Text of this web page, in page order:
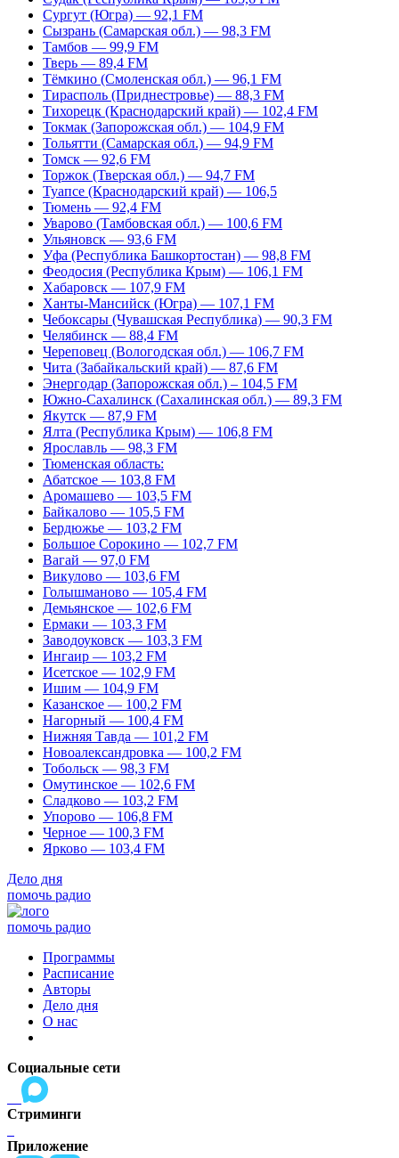
Сургут (Югра) — 92,1 FM
Сызрань (Самарская обл.) — 98,3 FM
Тамбов — 99,9 FM
Тверь — 89,4 FM
Тёмкино (Смоленская обл.) — 96,1 FM
Тирасполь (Приднестровье) — 88,3 FM
Тихорецк (Краснодарский край) — 102,4 FM
Токмак (Запорожская обл.) — 104,9 FM
Тольятти (Самарская обл.) — 94,9 FM
Томск — 92,6 FM
Торжок (Тверская обл.) — 94,7 FM
Туапсе (Краснодарский край) — 106,5
Тюмень — 92,4 FM
Уварово (Тамбовская обл.) — 100,6 FM
Ульяновск — 93,6 FM
Уфа (Республика Башкортостан) — 98,8 FM
Феодосия (Республика Крым) — 106,1 FM
Хабаровск — 107,9 FM
Ханты-Мансийск (Югра) — 107,1 FM
Чебоксары (Чувашская Республика) — 90,3 FM
Челябинск — 88,4 FM
Череповец (Вологодская обл.) — 106,7 FM
Чита (Забайкальский край) — 87,6 FM
Энергодар (Запорожская обл.) – 104,5 FM
Южно-Сахалинск (Сахалинская обл.) — 89,3 FM
Якутск — 87,9 FM
Ялта (Республика Крым) — 106,8 FM
Ярославль — 98,3 FM
Тюменская область:
Абатское — 103,8 FM
Аромашево — 103,5 FM
Байкалово — 105,5 FM
Бердюжье — 103,2 FM
Большое Сорокино — 102,7 FM
Вагай — 97,0 FM
Викулово — 103,6 FM
Голышманово — 105,4 FM
Демьянское — 102,6 FM
Ермаки — 103,3 FM
Заводоуковск — 103,3 FM
Ингаир — 103,2 FM
Исетское — 102,9 FM
Ишим — 104,9 FM
Казанское — 100,2 FM
Нагорный — 100,4 FM
Нижняя Тавда — 101,2 FM
Новоалександровка — 100,2 FM
Тобольск — 98,3 FM
Омутинское — 102,6 FM
Сладково — 103,2 FM
Упорово — 106,8 FM
Черное — 100,3 FM
Ярково — 103,4 FM
Дело дня
помочь радио
помочь радио
Программы
Расписание
Авторы
Дело дня
О нас
Социальные сети
Стриминги
Приложение